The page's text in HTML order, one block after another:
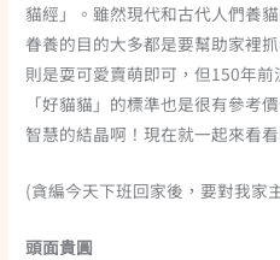
貓經」。雖然現代和古代人們養
眷養的目的大多都是要幫助家裡
則是耍可愛賣萌即可，但150年
「好貓貓」的標準也是很有參考
智慧的結晶啊！現在就一起來看
(貪編今天下班回家後，要對我家
頭面貴圓